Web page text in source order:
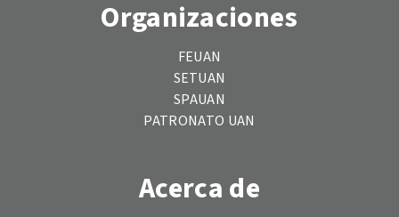
Organizaciones
FEUAN
SETUAN
SPAUAN
PATRONATO UAN
Acerca de